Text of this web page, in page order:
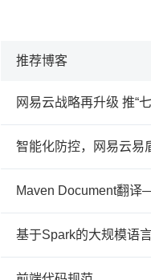
推荐博客
网易云战略再升级 推“
智能化防控，网易云易
Maven Document翻译
基于Spark的大规模语